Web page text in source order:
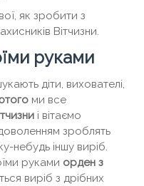
як зробити з
Вітчизни.
руками
діти, вихователі,
ми все
і вітаємо
зроблять
небудь іншу виріб.
руками орден з
виріб з дрібних